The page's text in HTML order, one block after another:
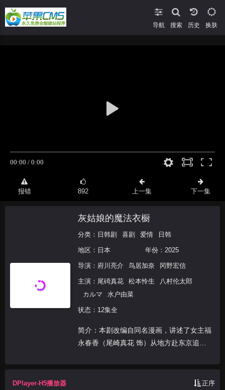
导航 搜索 换肤
报错 892 上一集 下一集
灰姑娘的魔法衣橱
分类： 日韩剧 喜剧 爱情 日韩
地区： 日本 年份： 2025
导演： 府川亮介 鸟居加奈 冈野宏信
主演： 尾碕真花 松本怜生
八村伦太郎
カルマ
水户由菜
状态：12集全
简介：本剧改编自同名漫画，讲述了女主福
永春香（尾崎真花 饰）从地方赴东京追
秘美女“神山光”（松本怜生 饰）相助，开启
自我蜕变之路。通过化妆、时尚和人际交
DPlayer-H5播放器 正序